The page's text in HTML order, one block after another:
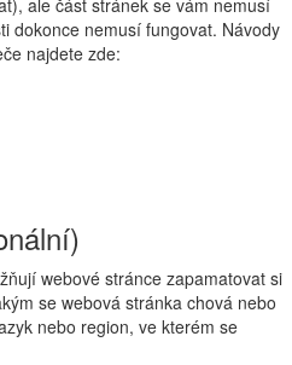
ale část stránek se vám nemusí
dokonce nemusí fungovat. Návody
najdete zde:
webové stránce zapamatovat si
se webová stránka chová nebo
nebo region, ve kterém se